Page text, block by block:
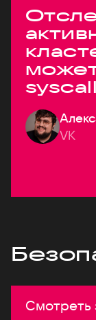
VK
Смотреть